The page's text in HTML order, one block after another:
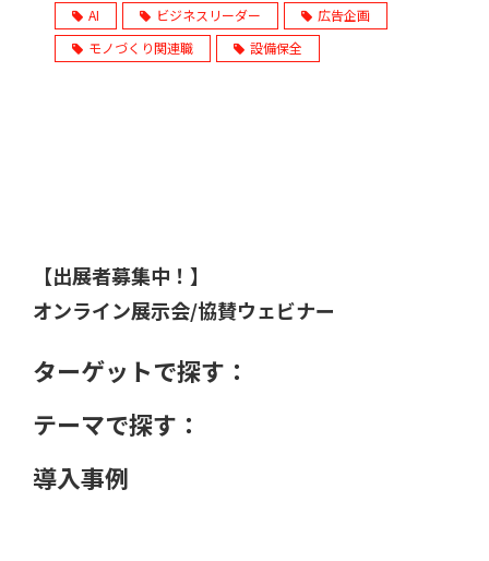
AI ビジネスリーダー
広告企画
モノづくり関連職
設備保全
【出展者募集中！】
オンライン展示会/協賛ウェビナー
ターゲットで探す：
テーマで探す：
導入事例